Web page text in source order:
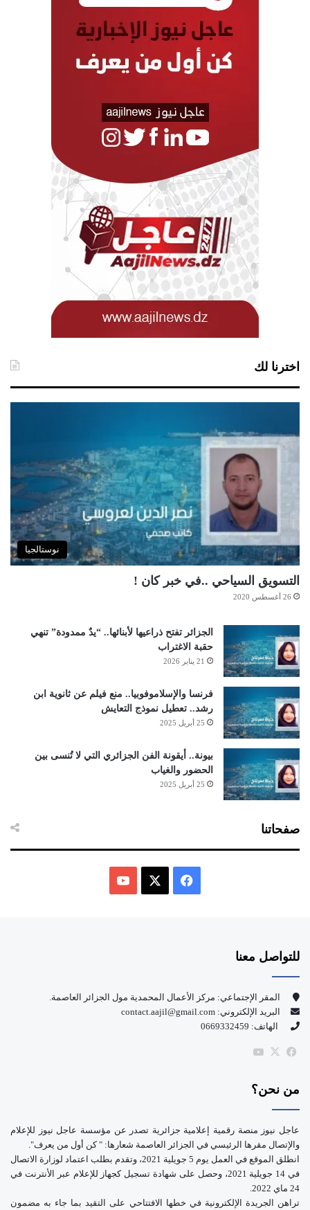
اخترنا لك
نوستالجيا
التسويق السياحي ..في خبر كان !
26 أغسطس 2020
الجزائر تفتح ذراعيها لأبنائها.. “يدٌ ممدودة” تنهي
حقبة الاغتراب
21 يناير 2026
فرنسا والإسلاموفوبيا.. منع فيلم عن ثانوية ابن
رشد.. تعطيل نموذج التعايش
25 أبريل 2025
بيونة.. أيقونة الفن الجزائري التي لا تُنسى بين
الحضور والغياب
25 أبريل 2025
صفحاتنا
و
ك
للتواصل معنا
المقر الإجتماعي: مركز الأعمال المحمدية مول الجزائر العاصمة.
البريد الإلكتروني: contact.aajil@gmail.com
الهاتف: 0669332459
فيسبوك
‫X
من نحن؟
عاجل نيوز منصة رقمية إعلامية جزائرية تصدر عن مؤسسة عاجل نيوز للإعلام
والإتصال مقرها الرئيسي في الجزائر العاصمة شعارها: " كن أول من يعرف".
انطلق الموقع في العمل يوم 5 جويلية 2021، وتقدم بطلب اعتماد لوزارة الاتصال
في 14 جويلية 2021، وحصل على شهادة تسجيل كجهاز للإعلام عبر الأنترنت في
24 ماي 2022.
تراهن الجريدة الإلكترونية في خطها الافتتاحي على التقيد بما جاء به مضمون